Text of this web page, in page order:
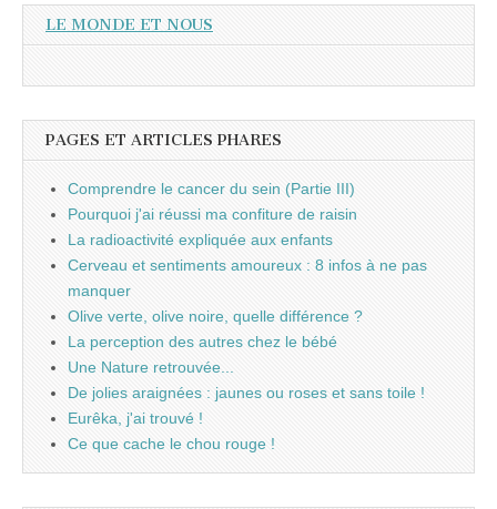
LE MONDE ET NOUS
PAGES ET ARTICLES PHARES
Comprendre le cancer du sein (Partie III)
Pourquoi j'ai réussi ma confiture de raisin
La radioactivité expliquée aux enfants
Cerveau et sentiments amoureux : 8 infos à ne pas
manquer
Olive verte, olive noire, quelle différence ?
La perception des autres chez le bébé
Une Nature retrouvée...
De jolies araignées : jaunes ou roses et sans toile !
Eurêka, j'ai trouvé !
Ce que cache le chou rouge !